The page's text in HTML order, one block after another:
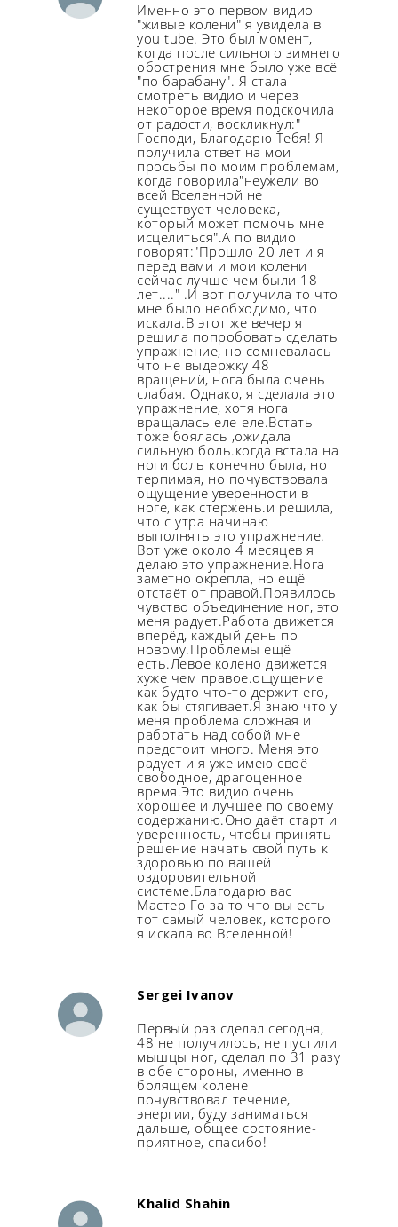
Именно это первом видио
"живые колени" я увидела в
you tube. Это был момент,
когда после сильного зимнего
обострения мне было уже всё
"по барабану". Я стала
смотреть видио и через
некоторое время подскочила
от радости, воскликнул:"
Господи, Благодарю Тебя! Я
получила ответ на мои
просьбы по моим проблемам,
когда говорила"неужели во
всей Вселенной не
существует человека,
который может помочь мне
исцелиться".А по видио
говорят:"Прошло 20 лет и я
перед вами и мои колени
сейчас лучше чем были 18
лет...." .И вот получила то что
мне было необходимо, что
искала.В этот же вечер я
решила попробовать сделать
упражнение, но сомневалась
что не выдержку 48
вращений, нога была очень
слабая. Однако, я сделала это
упражнение, хотя нога
вращалась еле-еле.Встать
тоже боялась ,ожидала
сильную боль.когда встала на
ноги боль конечно была, но
терпимая, но почувствовала
ощущение уверенности в
ноге, как стержень.и решила,
что с утра начинаю
выполнять это упражнение.
Вот уже около 4 месяцев я
делаю это упражнение.Нога
заметно окрепла, но ещё
отстаёт от правой.Появилось
чувство объединение ног, это
меня радует.Работа движется
вперёд, каждый день по
новому.Проблемы ещё
есть.Левое колено движется
хуже чем правое.ощущение
как будто что-то держит его,
как бы стягивает.Я знаю что у
меня проблема сложная и
работать над собой мне
предстоит много. Меня это
радует и я уже имею своё
свободное, драгоценное
время.Это видио очень
хорошее и лучшее по своему
содержанию.Оно даёт старт и
уверенность, чтобы принять
решение начать свой путь к
здоровью по вашей
оздоровительной
системе.Благодарю вас
Мастер Го за то что вы есть
тот самый человек, которого
я искала во Вселенной!
Sergei Ivanov
Первый раз сделал сегодня,
48 не получилось, не пустили
мышцы ног, сделал по 31 разу
в обе стороны, именно в
болящем колене
почувствовал течение,
энергии, буду заниматься
дальше, общее состояние-
приятное, спасибо!
Khalid Shahin